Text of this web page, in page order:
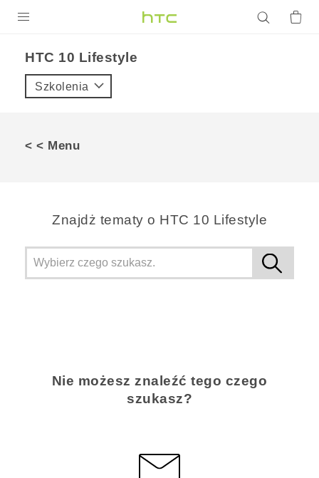
VIVE
POMOC TECHNICZNA
Urządzenia i akcesoria HTC
HTC 10 Lifestyle‎
Szkolenia
< < Menu
Znajdż tematy o HTC 10 Lifestyle
Nie możesz znaleźć tego czego
szukasz?